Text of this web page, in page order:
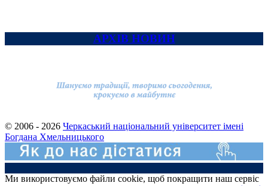
АРХІВ НОВИН
© 2006 - 2026 Черкаський національний університет імені
Богдана Хмельницького
Ми використовуємо файли cookie, щоб покращити наш сервіс